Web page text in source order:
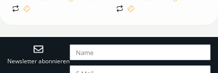
Newsletter abonnieren